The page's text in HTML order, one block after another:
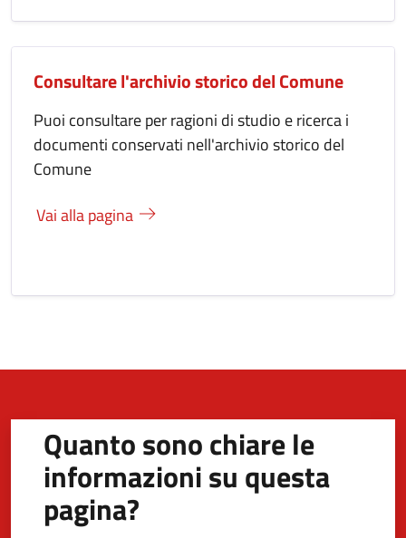
Consultare l'archivio storico del Comune
Puoi consultare per ragioni di studio e ricerca i
documenti conservati nell'archivio storico del
Comune
Vai alla pagina
Quanto sono chiare le
informazioni su questa
pagina?